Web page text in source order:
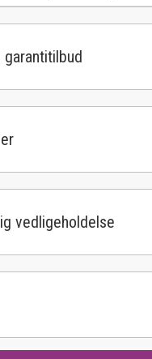
vedligeholdelse